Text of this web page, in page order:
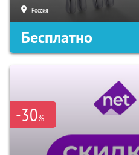
Россия
Бесплатно
-30%